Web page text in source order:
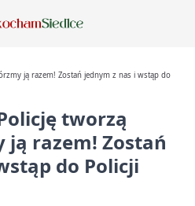
ją razem! Zostań jednym z nas i wstąp do
tworzą
razem! Zostań
do Policji